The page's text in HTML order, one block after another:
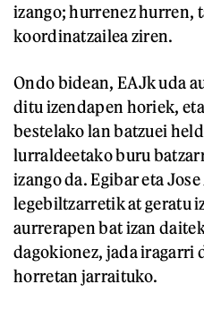
izango; hurrenez hurren,
koordinatzailea ziren.
Ondo bidean, EAJk uda
ditu izendapen horiek,
bestelako lan batzuei
lurraldeetako buru
izango da. Egibar eta
legebiltzarretik at geratu
aurrerapen bat izan
dagokionez, jada iragarri
horretan jarraituko.